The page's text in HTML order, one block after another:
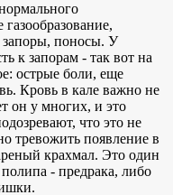
запоры, поносы. У
к запорам - так вот на
острые боли, еще
Кровь в кале важно не
он у многих, и это
что это не
тревожить появление в
крахмал. Это один
- предрака, либо